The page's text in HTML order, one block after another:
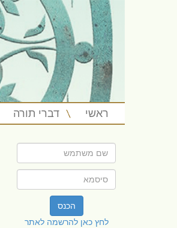
ראשי דברי תורה
הכנס
לחץ כאן להרשמה לאתר